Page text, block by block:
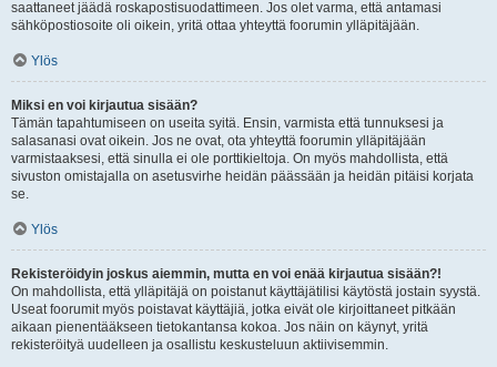
saattaneet jäädä roskapostisuodattimeen. Jos olet varma, että antamasi
sähköpostiosoite oli oikein, yritä ottaa yhteyttä foorumin ylläpitäjään.
Ylös
Miksi en voi kirjautua sisään?
Tämän tapahtumiseen on useita syitä. Ensin, varmista että tunnuksesi ja
salasanasi ovat oikein. Jos ne ovat, ota yhteyttä foorumin ylläpitäjään
varmistaaksesi, että sinulla ei ole porttikieltoja. On myös mahdollista, että
sivuston omistajalla on asetusvirhe heidän päässään ja heidän pitäisi korjata
se.
Ylös
Rekisteröidyin joskus aiemmin, mutta en voi enää kirjautua sisään?!
On mahdollista, että ylläpitäjä on poistanut käyttäjätilisi käytöstä jostain syystä.
Useat foorumit myös poistavat käyttäjiä, jotka eivät ole kirjoittaneet pitkään
aikaan pienentääkseen tietokantansa kokoa. Jos näin on käynyt, yritä
rekisteröityä uudelleen ja osallistu keskusteluun aktiivisemmin.